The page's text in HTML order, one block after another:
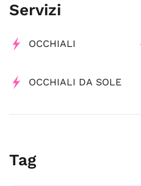
Servizi
OCCHIALI
OCCHIALI DA SOLE
Tag